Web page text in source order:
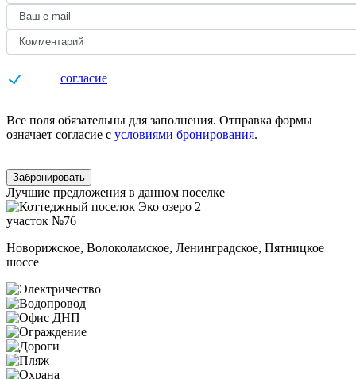
согласие
Все поля обязательны для заполнения. Отправка формы
означает согласие с условиями бронирования.
Забронировать
Лучшие предложения в данном поселке
участок №76
Новорижское, Волоколамское, Ленинградское, Пятницкое
шоссе